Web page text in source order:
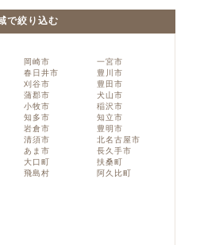
で絞り込む
岡崎市
一宮市
春日井市
豊川市
刈谷市
豊田市
蒲郡市
犬山市
小牧市
稲沢市
知多市
知立市
岩倉市
豊明市
清須市
北名古屋市
あま市
長久手市
大口町
扶桑町
飛島村
阿久比町